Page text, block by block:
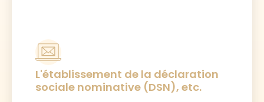
L'établissement de la déclaration
sociale nominative (DSN), etc.